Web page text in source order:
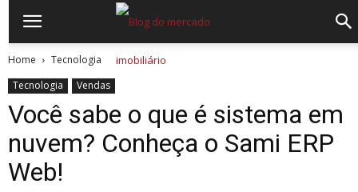
Home
Tecnologia
Tecnologia
Vendas
Você sabe o que é sistema em
nuvem? Conheça o Sami ERP
Web!